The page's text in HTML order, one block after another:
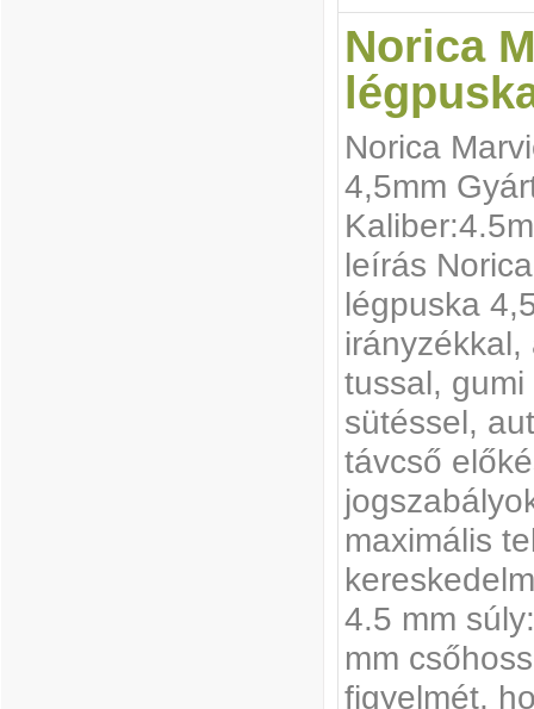
Norica
Norica
4,5mm
leírás
légpuska
tussal,
sütéssel,
távcső
maximális
4.5 mm
mm
figyelmét,